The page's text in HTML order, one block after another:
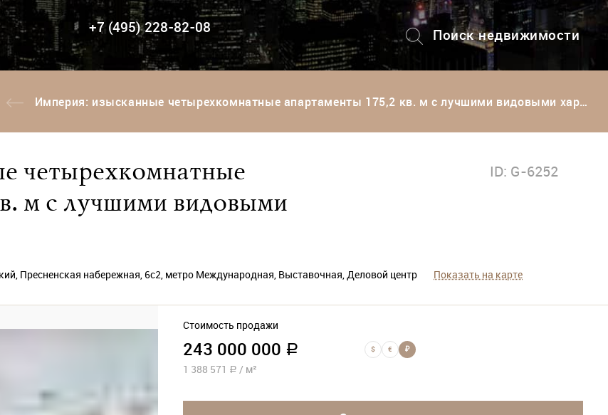
+7 (495) 228-82-08
Поиск недвижимости
+7 (495) 228-82-08
Империя: изысканные четырехкомнатные апартаменты 175,2 кв. м с лучшими видовыми характеристиками
четырехкомнатные
м с лучшими видовыми
ID: G-6252
Пресненская набережная, 6с2, метро Международная, Выставочная, Деловой центр Показать на карте
Стоимость продажи
243 000 000 a $ € ₽
1 388 571 a / м²